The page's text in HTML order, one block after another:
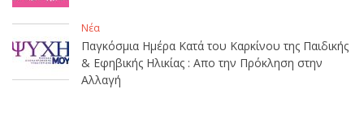
Νέα
Παγκόσμια Ημέρα Κατά του Καρκίνου της Παιδικής
& Εφηβικής Ηλικίας : Απο την Πρόκληση στην
Αλλαγή